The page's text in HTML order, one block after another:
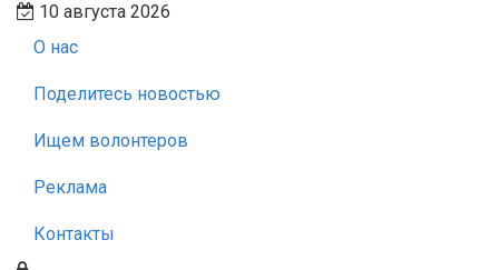
10 августа 2026
О нас
Поделитесь новостью
Ищем волонтеров
Реклама
Контакты